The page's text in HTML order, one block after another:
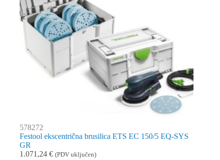
578272
Festool ekscentrična brusilica ETS EC 150/5 EQ-SYS
GR
1.071,24 € (PDV uključen)